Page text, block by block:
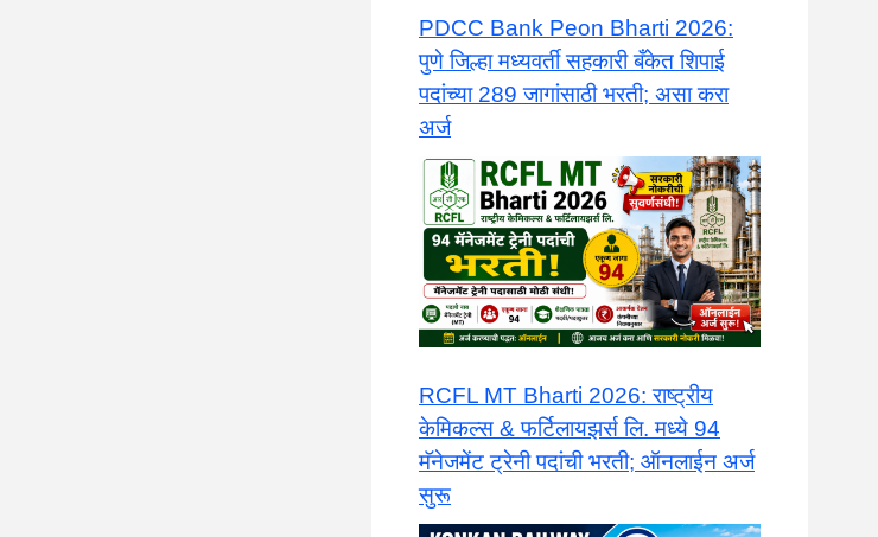
PDCC Bank Peon Bharti 2026:
पुणे जिल्हा मध्यवर्ती सहकारी बँकेत शिपाई
पदांच्या 289 जागांसाठी भरती; असा करा
अर्ज
​RCFL MT Bharti 2026: राष्ट्रीय
केमिकल्स & फर्टिलायझर्स लि. मध्ये 94
मॅनेजमेंट ट्रेनी पदांची भरती; ऑनलाईन अर्ज
सुरू